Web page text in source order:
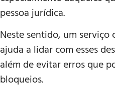
pessoa jurídica.
Neste sentido, um
ajuda a lidar com esses
além de evitar erros que
bloqueios.